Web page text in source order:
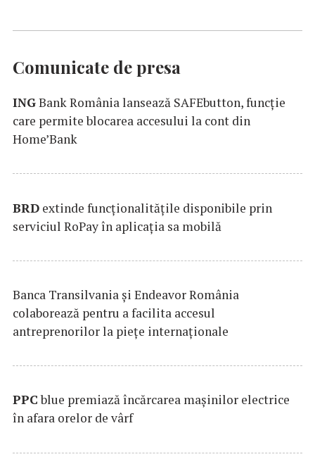
Comunicate de presa
INGBank România lansează SAFEbutton, funcţie
care permite blocarea accesului la cont din
Home’Bank
BRD extinde funcţionalităţile disponibile prin
serviciul RoPay în aplicaţia sa mobilă
Banca Transilvania şi Endeavor România
colaborează pentru a facilita accesul
antreprenorilor la pieţe internaţionale
PPCblue premiază încărcarea maşinilor electrice
în afara orelor de vârf